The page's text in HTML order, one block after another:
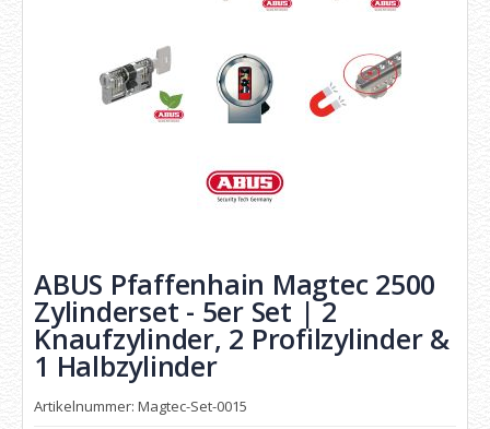
ABUS Pfaffenhain Magtec 2500
Zylinderset - 5er Set | 2
Knaufzylinder, 2 Profilzylinder &
1 Halbzylinder
Artikelnummer: Magtec-Set-0015